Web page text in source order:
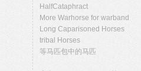
HalfCataphract
More Warhorse for warband
Long Caparisoned Horses
tribal Horses
等马匹包中的马匹